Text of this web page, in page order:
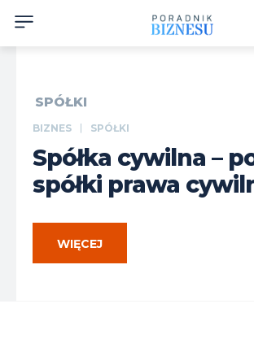
SPÓŁKI
BIZNES SPÓŁKI
Spółka cywilna –
spółki prawa
WIĘCEJ